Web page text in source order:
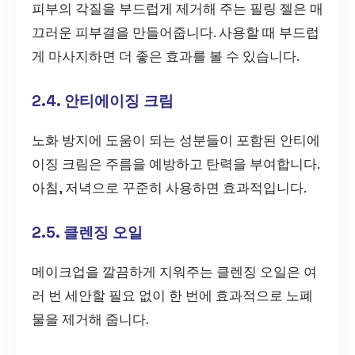
피부의 각질을 부드럽게 제거해 주는 필링 젤은 매
끄러운 피부결을 만들어줍니다. 사용할 때 부드럽
게 마사지하면 더 좋은 효과를 볼 수 있습니다.
2.4. 안티에이징 크림
노화 방지에 도움이 되는 성분들이 포함된 안티에
이징 크림은 주름을 예방하고 탄력을 부여합니다.
아침, 저녁으로 꾸준히 사용하면 효과적입니다.
2.5. 클렌징 오일
메이크업을 깔끔하게 지워주는 클렌징 오일은 여
러 번 세안할 필요 없이 한 번에 효과적으로 노폐
물을 제거해 줍니다.